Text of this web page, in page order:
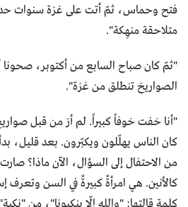
فتح وحماس، ثمّ أتت على غزة سنوات
متلاحقة منهِكة".
"ثمّ كان صباح السابع من أكتوبر،
الصواريخ تنطلق من غزة".
"أنا خفت خوفاً كبيراً. لم أرَ من قبل
كان الناس يهلّلون ويكبّرون. بعد قليل،
من الاحتفال إلى السؤال، الآن ماذا؟
كالأنين. هي امرأةٌ كبيرةٌ في السن وتعرف
كلمة قالتها: "والله إلّا ينكبونا"، من